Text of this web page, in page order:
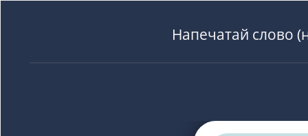
Напечатай слово